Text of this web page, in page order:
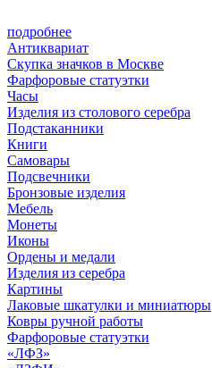
подробнее
Антиквариат
Скупка значков в Москве
Фарфоровые статуэтки
Часы
Изделия из столового серебра
Подстаканники
Книги
Самовары
Подсвечники
Бронзовые изделия
Мебель
Монеты
Иконы
Ордены и медали
Изделия из серебра
Картины
Лаковые шкатулки и миниатюры
Ковры ручной работы
Фарфоровые статуэтки
«ЛФЗ»